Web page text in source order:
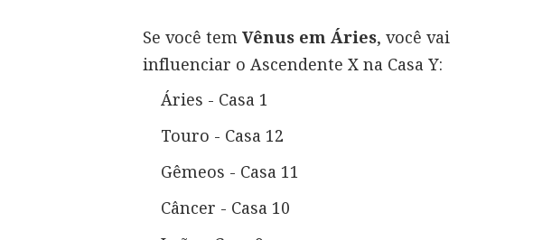
Se você tem Vênus em Áries, você vai
influenciar o Ascendente X na Casa Y:
Áries - Casa 1
Touro - Casa 12
Gêmeos - Casa 11
Câncer - Casa 10